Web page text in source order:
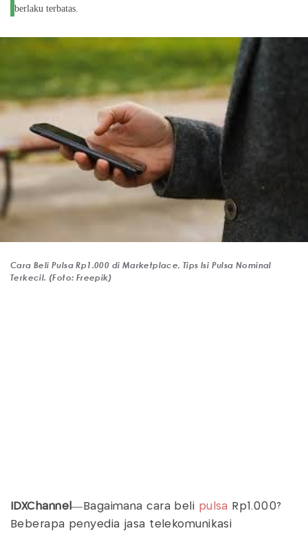
berlaku terbatas.
Cara Beli Pulsa Rp1.000 di Marketplace, Tips Isi Pulsa Nominal
Terkecil. (Foto: Freepik)
IDXChannel—Bagaimana cara beli pulsa
Rp1.000?
Beberapa penyedia jasa telekomunikasi